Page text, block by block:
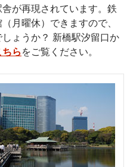
が再現されています。鉄
月曜休）できますので、
ょうか？ 新橋駅汐留口か
ちら をご覧ください。